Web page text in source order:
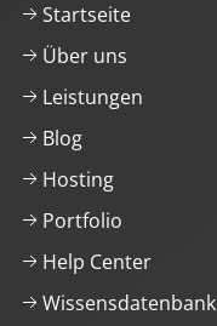
Startseite
Über uns
Leistungen
Blog
Hosting
Portfolio
Help Center
Wissensdatenbank